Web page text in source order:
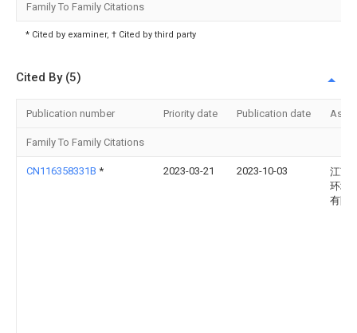
Family To Family Citations
* Cited by examiner, † Cited by third party
Cited By (5)
Publication number Priority date Publication date
Family To Family Citations
CN116358331B * 2023-03-21 2023-10-03
江苏
环境
有限